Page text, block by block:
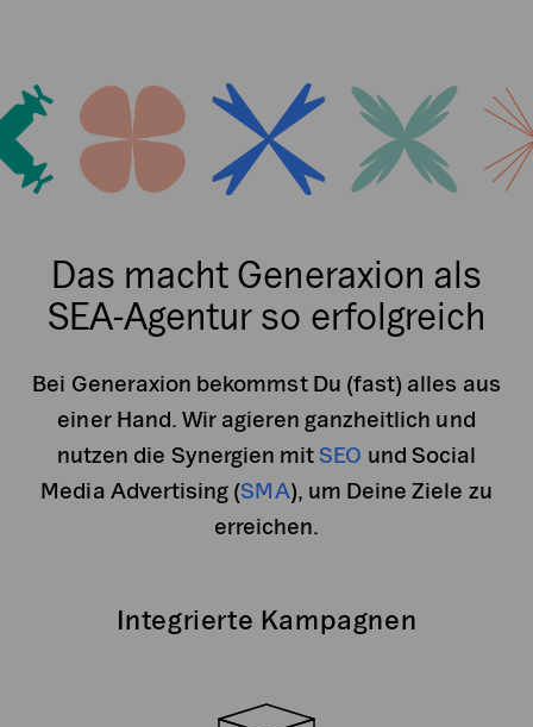
Das macht Generaxion als
SEA-Agentur so erfolgreich
Bei Generaxion bekommst Du (fast) alles aus
einer Hand. Wir agieren ganzheitlich und
nutzen die Synergien mitSEO und Social
Media Advertising (SMA), um Deine Ziele zu
erreichen.
Integrierte Kampagnen